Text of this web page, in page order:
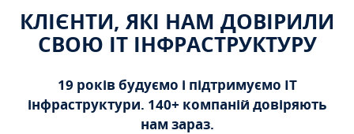
КЛІЄНТИ, ЯКІ НАМ ДОВІРИЛИ
СВОЮ ІТ ІНФРАСТРУКТУРУ
19 років будуємо і підтримуємо ІТ
інфраструктури. 140+ компаній довіряють
нам зараз.